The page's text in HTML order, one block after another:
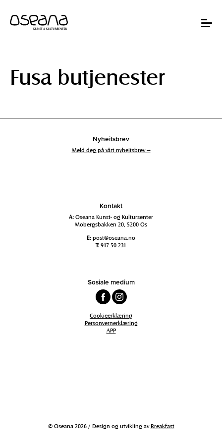
innhold
navigasjon
Toggle
Fusa butjenester
Nyheitsbrev
Meld deg på vårt nyheitsbrev →
Kontakt
A: Oseana Kunst- og Kultursenter
Mobergsbakken 20, 5200 Os
E: post@oseana.no
T: 917 50 231
Sosiale medium
Cookieerklæring
Personvernerklæring
APP
© Oseana 2026 / Design og utvikling avBreakfast